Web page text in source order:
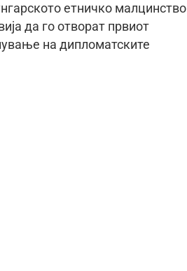
етничко малцинство
да го отворат првиот
на дипломатските